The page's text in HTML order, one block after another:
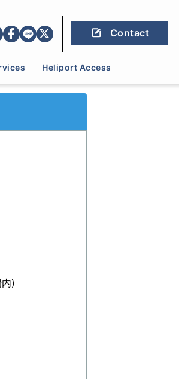
Contact
Heliport Access
)